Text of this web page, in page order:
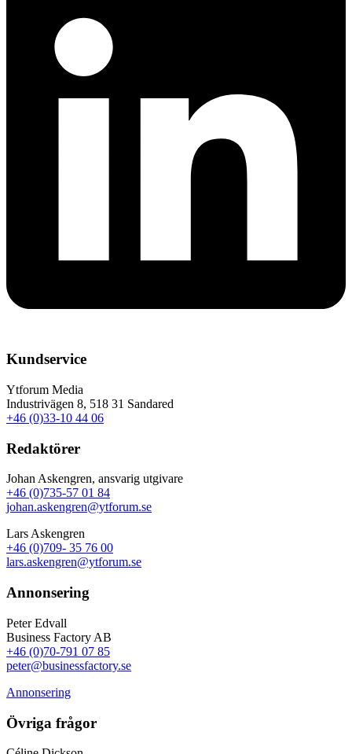
Kundservice
Ytforum Media
Industrivägen 8, 518 31 Sandared
+46 (0)33-10 44 06
Redaktörer
Johan Askengren, ansvarig utgivare
+46 (0)735-57 01 84
johan.askengren@ytforum.se
Lars Askengren
+46 (0)709- 35 76 00
lars.askengren@ytforum.se
Annonsering
Peter Edvall
Business Factory AB
+46 (0)70-791 07 85
peter@businessfactory.se
Annonsering
Övriga frågor